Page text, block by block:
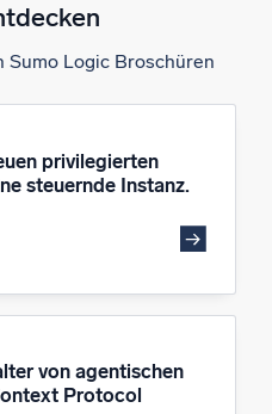
Sumo Logic Broschüren
privilegierten
steuernde Instanz.
von agentischen
Protocol